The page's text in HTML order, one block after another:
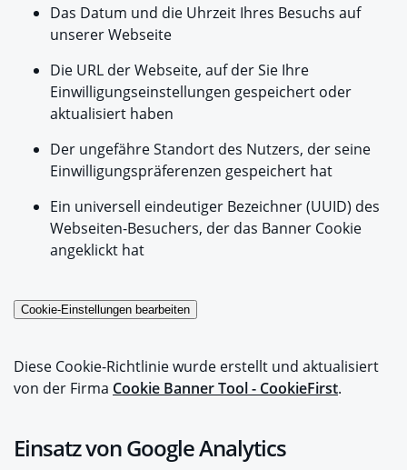
Das Datum und die Uhrzeit Ihres Besuchs auf
unserer Webseite
Die URL der Webseite, auf der Sie Ihre
Einwilligungseinstellungen gespeichert oder
aktualisiert haben
Der ungefähre Standort des Nutzers, der seine
Einwilligungspräferenzen gespeichert hat
Ein universell eindeutiger Bezeichner (UUID) des
Webseiten-Besuchers, der das Banner Cookie
angeklickt hat
Cookie-Einstellungen bearbeiten
Diese Cookie-Richtlinie wurde erstellt und aktualisiert
von der Firma Cookie Banner Tool - CookieFirst.
Einsatz von Google Analytics